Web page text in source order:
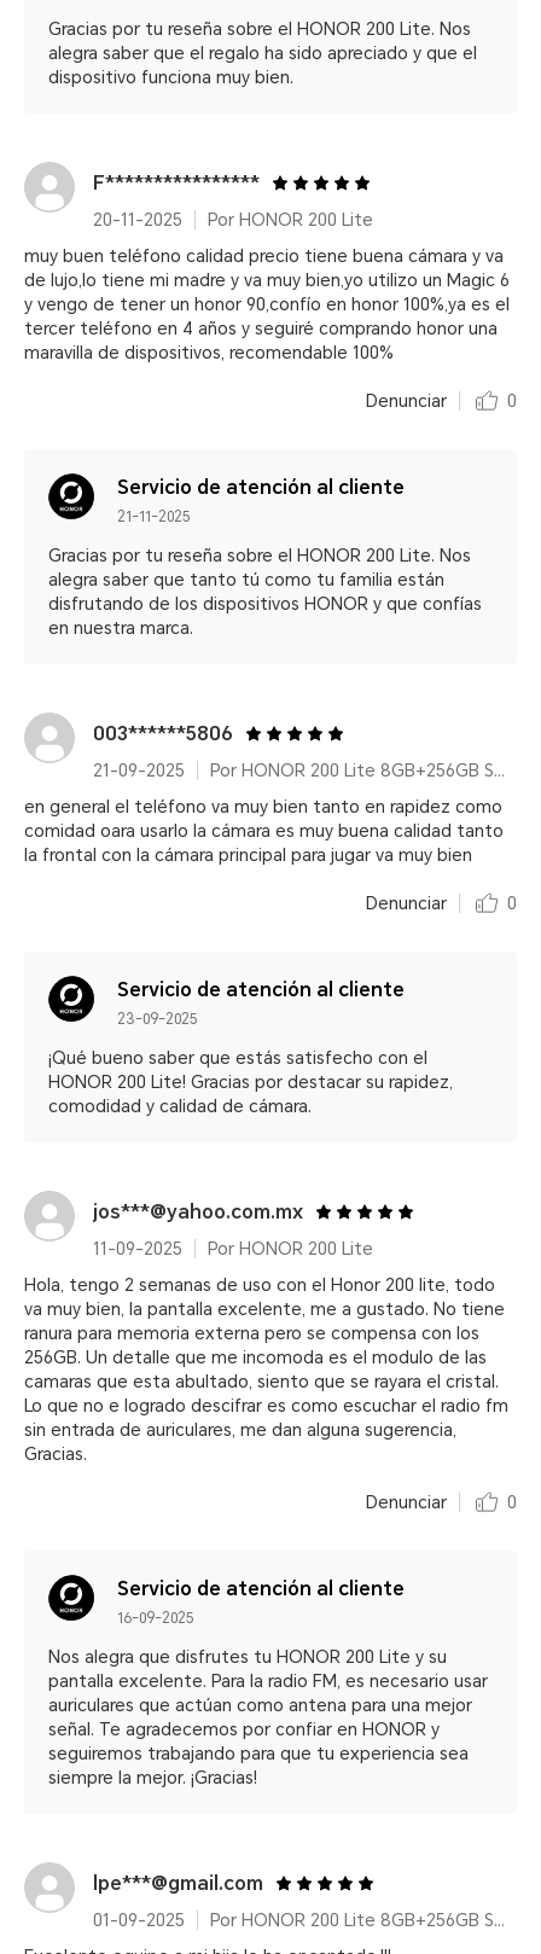
Gracias por tu reseña sobre el HONOR 200 Lite. Nos
alegra saber que el regalo ha sido apreciado y que el
dispositivo funciona muy bien.
F****************
20-11-2025
Por HONOR 200 Lite
muy buen teléfono calidad precio tiene buena cámara y va
de lujo,lo tiene mi madre y va muy bien,yo utilizo un Magic 6
y vengo de tener un honor 90,confío en honor 100%,ya es el
tercer teléfono en 4 años y seguiré comprando honor una
maravilla de dispositivos, recomendable 100%
Denunciar 0
Servicio de atención al cliente
21-11-2025
Gracias por tu reseña sobre el HONOR 200 Lite. Nos
alegra saber que tanto tú como tu familia están
disfrutando de los dispositivos HONOR y que confías
en nuestra marca.
003******5806
21-09-2025
Por HONOR 200 Lite 8GB+256GB Starry Blue
en general el teléfono va muy bien tanto en rapidez como
comidad oara usarlo la cámara es muy buena calidad tanto
la frontal con la cámara principal para jugar va muy bien
Denunciar 0
Servicio de atención al cliente
23-09-2025
¡Qué bueno saber que estás satisfecho con el
HONOR 200 Lite! Gracias por destacar su rapidez,
comodidad y calidad de cámara.
jos***@yahoo.com.mx
11-09-2025
Por HONOR 200 Lite
Hola, tengo 2 semanas de uso con el Honor 200 lite, todo
va muy bien, la pantalla excelente, me a gustado. No tiene
ranura para memoria externa pero se compensa con los
256GB. Un detalle que me incomoda es el modulo de las
camaras que esta abultado, siento que se rayara el cristal.
Lo que no e logrado descifrar es como escuchar el radio fm
sin entrada de auriculares, me dan alguna sugerencia,
Gracias.
Denunciar 0
Servicio de atención al cliente
16-09-2025
Nos alegra que disfrutes tu HONOR 200 Lite y su
pantalla excelente. Para la radio FM, es necesario usar
auriculares que actúan como antena para una mejor
señal. Te agradecemos por confiar en HONOR y
seguiremos trabajando para que tu experiencia sea
siempre la mejor. ¡Gracias!
lpe***@gmail.com
01-09-2025
Por HONOR 200 Lite 8GB+256GB Starry Blue